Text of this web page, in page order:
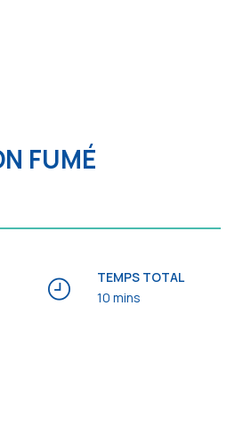
FUMÉ
TEMPS TOTAL
10 mins